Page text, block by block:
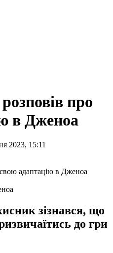
про
в Дженоа
2023, 15:11
зізнався, що
до гри